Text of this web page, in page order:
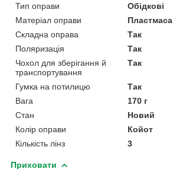
Тип оправи
Обідкові
Матеріал оправи
Пластмаса
Складна оправа
Так
Поляризація
Так
Чохол для зберігання й
транспортування
Так
Гумка на потилицю
Так
Вага
170 г
Стан
Новий
Колір оправи
Койот
Кількість лінз
3
Приховати